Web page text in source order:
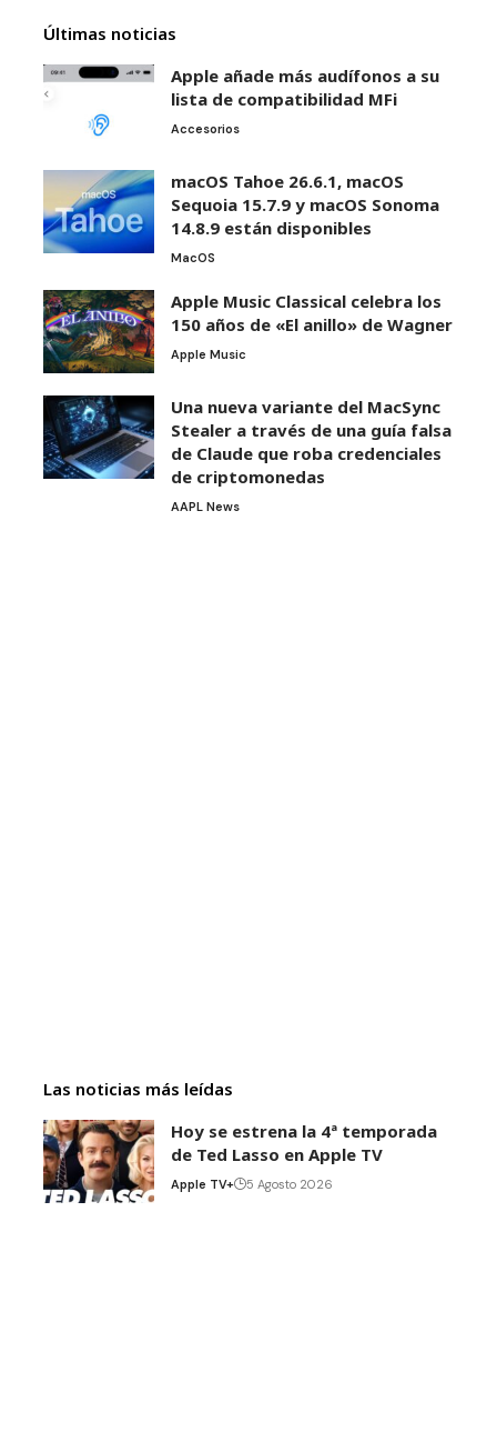
Últimas noticias
Apple añade más audífonos a su
lista de compatibilidad MFi
Accesorios
macOS Tahoe 26.6.1, macOS
Sequoia 15.7.9 y macOS Sonoma
14.8.9 están disponibles
MacOS
Apple Music Classical celebra los
150 años de «El anillo» de Wagner
Apple Music
Una nueva variante del MacSync
Stealer a través de una guía falsa
de Claude que roba credenciales
de criptomonedas
AAPL News
Las noticias más leídas
Hoy se estrena la 4ª temporada
de Ted Lasso en Apple TV
Apple TV+ 5 Agosto 2026